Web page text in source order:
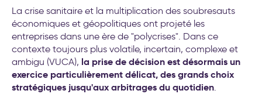
stratégique
Formations aux nouveaux
modes de travail
20 exemples
d’accompagnement IA pour la
transformation de l’entreprise
La crise sanitaire et la multiplication des soubresauts
économiques et géopolitiques ont projeté les
entreprises dans une ère de "polycrises". Dans ce
contexte toujours plus volatile, incertain, complexe et
ambigu (VUCA), la prise de décision est désormais un
exercice particulièrement délicat, des grands choix
stratégiques jusqu'aux arbitrages du quotidien.